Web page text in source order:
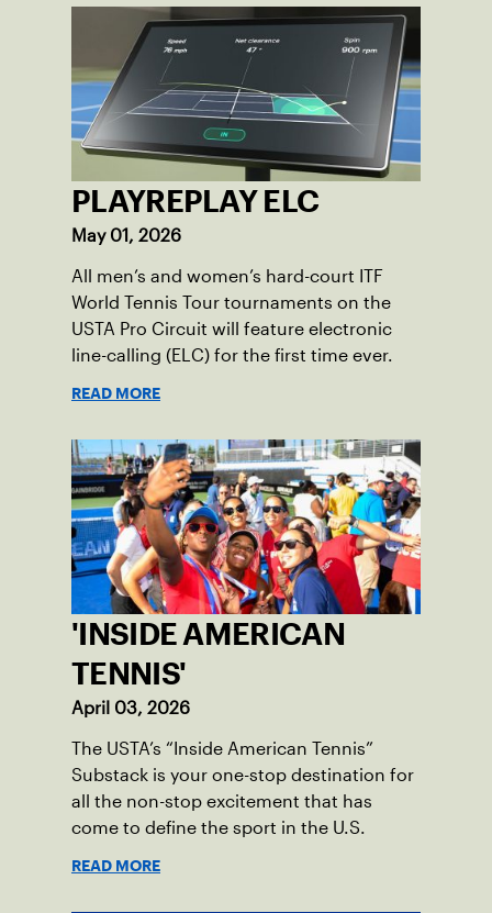
PLAYREPLAY ELC
May 01, 2026
All men’s and women’s hard-court ITF
World Tennis Tour tournaments on the
USTA Pro Circuit will feature electronic
line-calling (ELC) for the first time ever.
READ MORE
'INSIDE AMERICAN
TENNIS'
April 03, 2026
The USTA’s “Inside American Tennis”
Substack is your one-stop destination for
all the non-stop excitement that has
come to define the sport in the U.S.
READ MORE